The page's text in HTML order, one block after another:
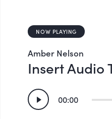
NOW PLAYING
Amber Nelson
Insert Audio
Lecteur
audio
00:00